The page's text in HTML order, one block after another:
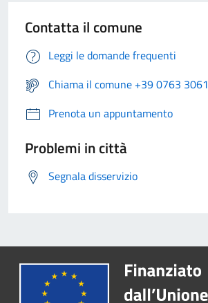
Contatta il comune
Leggi le domande frequenti
Chiama il comune +39 0763 3061
Prenota un appuntamento
Problemi in città
Segnala disservizio